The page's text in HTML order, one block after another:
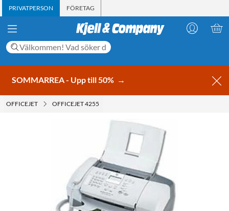
PRIVATPERSON FÖRETAG
SOMMARREA - Upp till 50% →
OFFICEJET OFFICEJET 4255